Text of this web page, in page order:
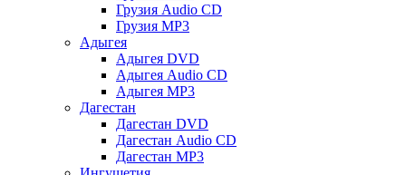
Грузия Audio CD
Грузия MP3
Адыгея
Адыгея DVD
Адыгея Audio CD
Адыгея MP3
Дагестан
Дагестан DVD
Дагестан Audio CD
Дагестан MP3